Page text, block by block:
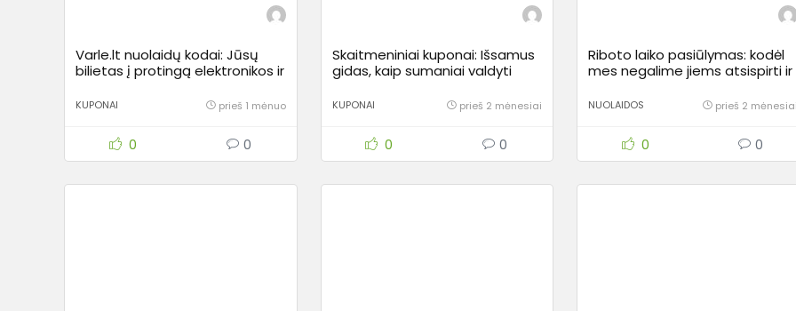
Varle.lt nuolaidų kodai: Jūsų
bilietas į protingą elektronikos ir
KUPONAI prieš 1 mėnuo
0 0
Skaitmeniniai kuponai: Išsamus
gidas, kaip sumaniai valdyti
KUPONAI prieš 2 mėnesiai
0 0
Riboto laiko pasiūlymas: kodėl
mes negalime jiems atsispirti ir
jūroje?
NUOLAIDOS prieš 2
0 0